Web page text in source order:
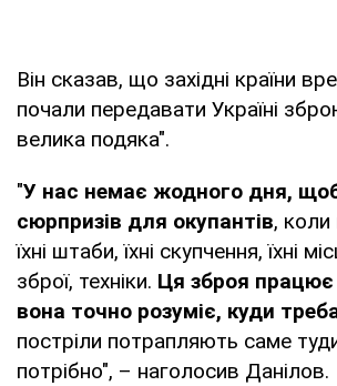
Він сказав, що західні країни
почали передавати Україні
велика подяка".
"У нас немає жодного дня,
сюрпризів для окупантів,
їхні штаби, їхні скупчення, їхні
зброї, техніки. Ця зброя працює
вона точно розуміє, куди
постріли потрапляють саме
потрібно", – наголосив Данілов.